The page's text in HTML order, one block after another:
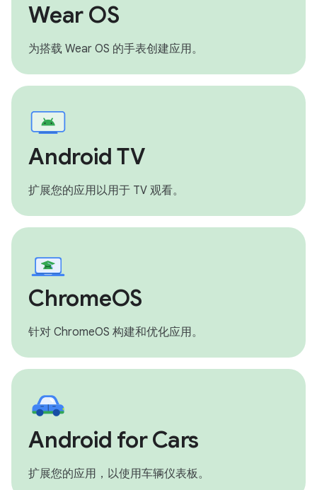
Wear OS
为搭载 Wear OS 的手表创建应用。
Android TV
扩展您的应用以用于 TV 观看。
ChromeOS
针对 ChromeOS 构建和优化应用。
Android for Cars
扩展您的应用，以使用车辆仪表板。